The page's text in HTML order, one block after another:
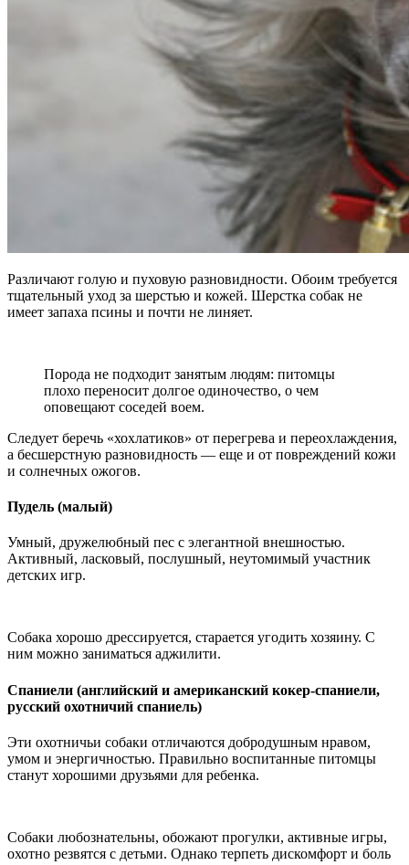
Различают голую и пуховую разновидности. Обоим требуется
тщательный уход за шерстью и кожей. Шерстка собак не
имеет запаха псины и почти не линяет.
Порода не подходит занятым людям: питомцы
плохо переносит долгое одиночество, о чем
оповещают соседей воем.
Следует беречь «хохлатиков» от перегрева и переохлаждения,
а бесшерстную разновидность — еще и от повреждений кожи
и солнечных ожогов.
Пудель (малый)
Умный, дружелюбный пес с элегантной внешностью.
Активный, ласковый, послушный, неутомимый участник
детских игр.
Собака хорошо дрессируется, старается угодить хозяину. С
ним можно заниматься аджилити.
Спаниели (английский и американский кокер-спаниели,
русский охотничий спаниель)
Эти охотничьи собаки отличаются добродушным нравом,
умом и энергичностью. Правильно воспитанные питомцы
станут хорошими друзьями для ребенка.
Собаки любознательны, обожают прогулки, активные игры,
охотно резвятся с детьми. Однако терпеть дискомфорт и боль